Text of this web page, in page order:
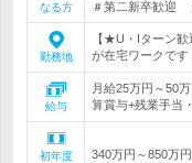
なる方
＃第二新卒歓迎
勤務地
【★U・Iターン
が在宅ワークで
給与
月給25万円～50
算賞与+残業手当
初年度
340万円～850万円